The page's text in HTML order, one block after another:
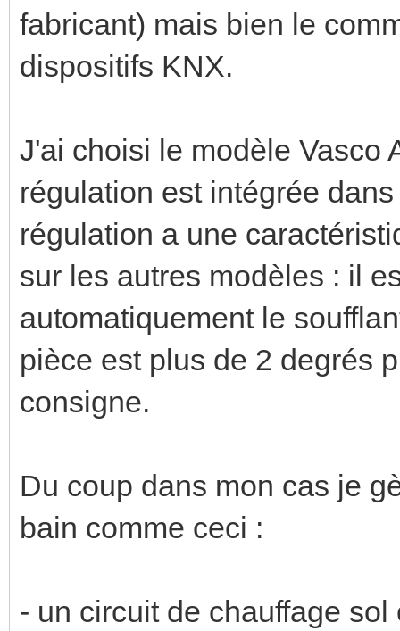
fabricant) mais bien le
dispositifs KNX.
J'ai choisi le modèle Vasco
régulation est intégrée
régulation a une
sur les autres modèles : il
automatiquement le
pièce est plus de 2 degrés
consigne.
Du coup dans mon cas je
bain comme ceci :
- un circuit de chauffage